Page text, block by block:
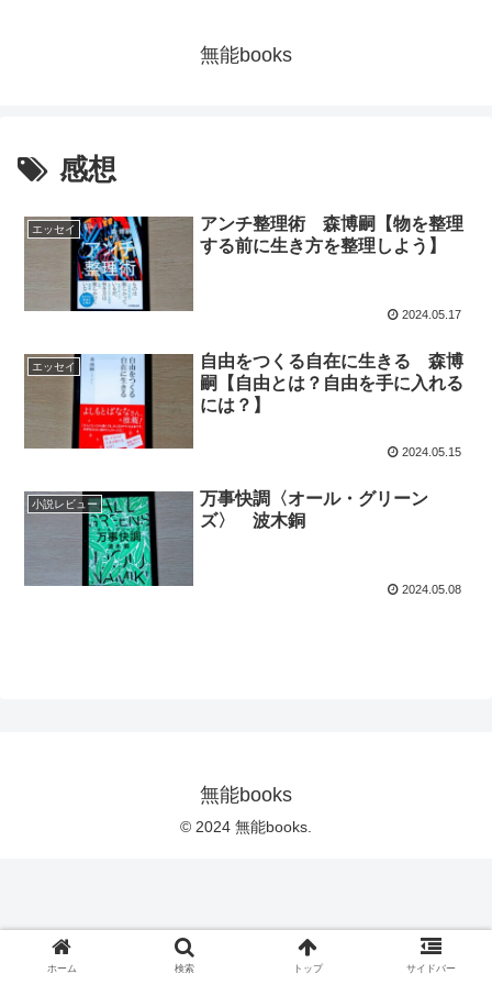
無能books
感想
エッセイ
アンチ整理術 森博嗣【物を整理
する前に生き方を整理しよう】
2024.05.17
エッセイ
自由をつくる自在に生きる 森博
嗣【自由とは？自由を手に入れる
には？】
2024.05.15
小説レビュー
万事快調〈オール・グリーン
ズ〉 波木銅
2024.05.08
無能books
© 2024 無能books.
ホーム 検索 トップ サイドバー